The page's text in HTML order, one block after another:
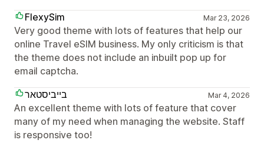
FlexySim
Mar 23, 2026
Very good theme with lots of features that help our
online Travel eSIM business. My only criticism is that
the theme does not include an inbuilt pop up for
email captcha.
בייביסטאר
Mar 4, 2026
An excellent theme with lots of feature that cover
many of my need when managing the website. Staff
is responsive too!